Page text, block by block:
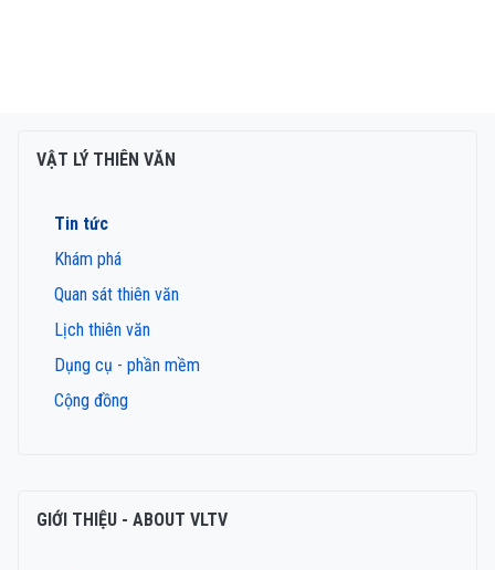
VẬT LÝ THIÊN VĂN
Tin tức
Khám phá
Quan sát thiên văn
Lịch thiên văn
Dụng cụ - phần mềm
Cộng đồng
GIỚI THIỆU - ABOUT VLTV